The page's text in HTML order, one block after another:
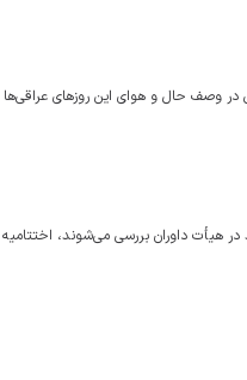
در وصف حال و هوای این روزهای عراقی‌ها
در هیأت انتخاب تأیید و بعد در هیأت داوران بررسی می‌شوند، اختتامیه